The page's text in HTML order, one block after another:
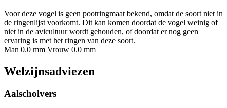
Voor deze vogel is geen pootringmaat bekend, omdat de soort niet in
de ringenlijst voorkomt. Dit kan komen doordat de vogel weinig of
niet in de avicultuur wordt gehouden, of doordat er nog geen
ervaring is met het ringen van deze soort.
Man 0.0 mm Vrouw 0.0 mm
Welzijnsadviezen
Aalscholvers